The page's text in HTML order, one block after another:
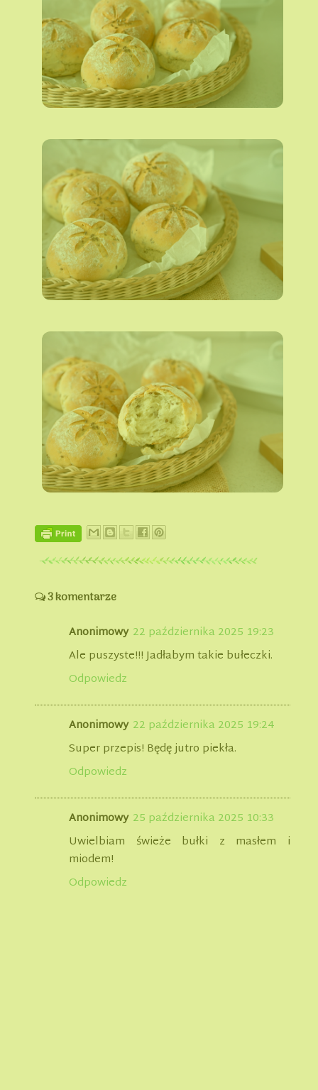
3 komentarze
Anonimowy 22 października 2025 19:23
Ale puszyste!!! Jadłabym takie bułeczki.
Odpowiedz
Anonimowy 22 października 2025 19:24
Super przepis! Będę jutro piekła.
Odpowiedz
Anonimowy 25 października 2025 10:33
Uwielbiam świeże bułki z masłem i
miodem!
Odpowiedz